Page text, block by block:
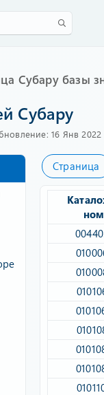
Субару
16 Янв 2022
Страница